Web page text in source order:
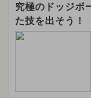
究極のドッジボ
た技を出そう！